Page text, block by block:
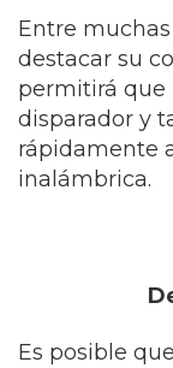
Entre
destacar su
permitirá que
disparador y
rápidamente
inalámbrica.
Es posible